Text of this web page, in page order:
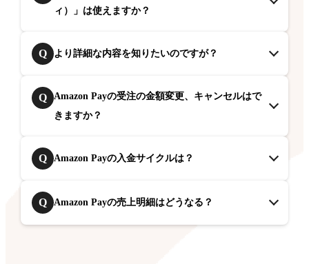
ィ）」は使えますか？
Q より詳細な内容を知りたいのですが？
Q
Amazon Payの受注の金額変更、キャンセルはで
きますか？
Q Amazon Payの入金サイクルは？
Q Amazon Payの売上明細はどうなる？